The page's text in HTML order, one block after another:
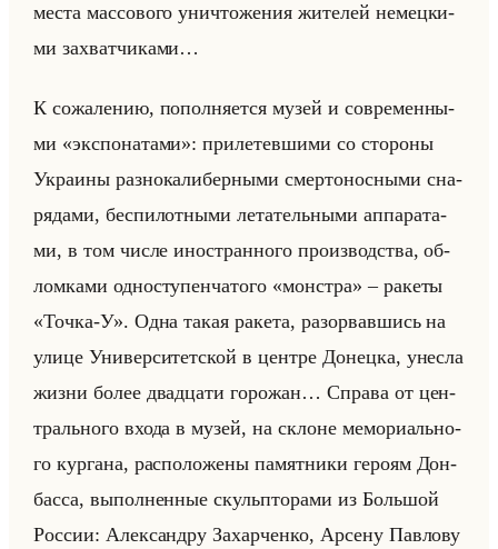
места мас­со­во­го уни­что­же­ния жи­те­лей немец­ки­
ми за­хват­чи­ка­ми…
К со­жа­ле­нию, по­пол­ня­ет­ся музей и со­вре­мен­ны­
ми «экспонатами»: при­ле­тев­ши­ми со сто­ро­ны
Укра­ины раз­но­ка­ли­бер­ны­ми смер­то­нос­ны­ми сна­
ря­да­ми, бес­пи­лот­ны­ми ле­та­тельны­ми ап­па­ра­та­
ми, в том числе ино­стран­но­го про­из­вод­ства, об­
лом­ка­ми од­но­сту­пен­ча­то­го «монстра» – ра­ке­ты
«Точка-У». Одна такая ра­ке­та, разо­рвав­шись на
улице Уни­вер­си­тет­ской в цен­тре До­нец­ка, унес­ла
жизни более два­дца­ти го­ро­жан… Спра­ва от цен­
трально­го входа в музей, на склоне ме­мо­ри­ально­
го кур­га­на, рас­по­ло­же­ны па­мят­ни­ки ге­ро­ям Дон­
бас­са, вы­пол­нен­ные скульпто­ра­ми из Большой
Рос­сии: Алек­сан­дру За­хар­чен­ко, Ар­се­ну Пав­ло­ву